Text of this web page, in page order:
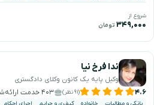
شروع از
۳۴۹,۰۰۰ تومان
ندا فرخ نیا
وکیل پایه یک کانون وکلای دادگستری
۴.۶ (۹۱ نظر) ۴۰۳ خدمت ارائه‌شده